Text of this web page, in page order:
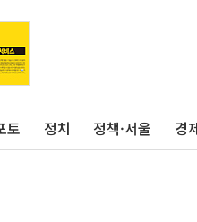
토 정치 정책·서울 경